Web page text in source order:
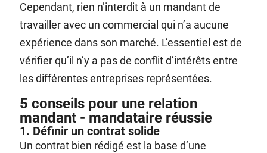
Cependant, rien n’interdit à un mandant de
travailler avec un commercial qui n’a aucune
expérience dans son marché. L’essentiel est de
vérifier qu’il n’y a pas de conflit d’intérêts entre
les différentes entreprises représentées.
5 conseils pour une relation
mandant - mandataire réussie
1. Définir un contrat solide
Un contrat bien rédigé est la base d’une